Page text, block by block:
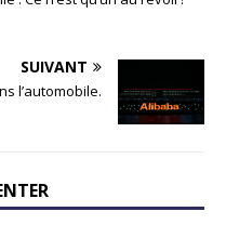
SUIVANT
l’automobile.